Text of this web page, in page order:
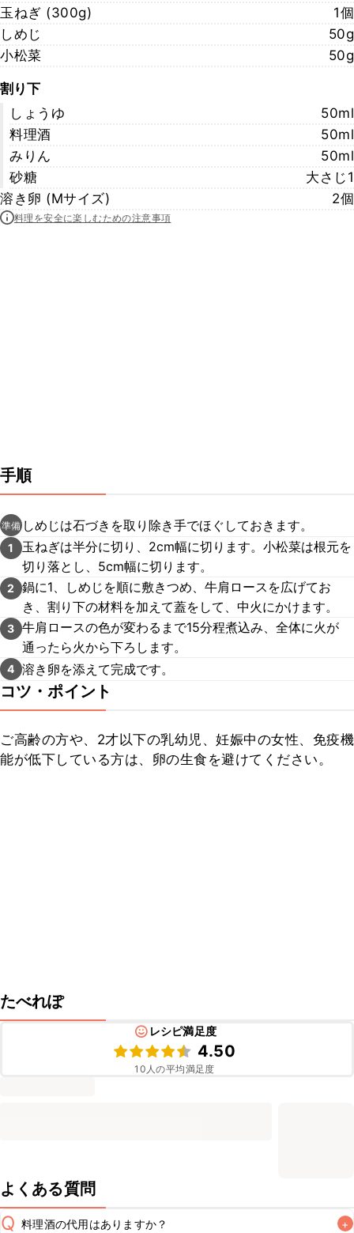
玉ねぎ (300g)
1個
しめじ
50g
小松菜
50g
割り下
しょうゆ
50ml
料理酒
50ml
みりん
50ml
砂糖
大さじ1
溶き卵 (Mサイズ)
2個
料理を安全に楽しむための注意事項
手順
準備 しめじは石づきを取り除き手でほぐしておきます。
1
玉ねぎは半分に切り、2cm幅に切ります。小松菜は根元を
切り落とし、5cm幅に切ります。
2
鍋に1、しめじを順に敷きつめ、牛肩ロースを広げてお
き、割り下の材料を加えて蓋をして、中火にかけます。
3 牛肩ロースの色が変わるまで15分程煮込み、全体に火が
通ったら火から下ろします。
4 溶き卵を添えて完成です。
コツ・ポイント
ご高齢の方や、2才以下の乳幼児、妊娠中の女性、免疫機
能が低下している方は、卵の生食を避けてください。
たべれぽ
レシピ満足度
4.50
10 人の平均満足度
よくある質問
Q 料理酒の代用はありますか？ +